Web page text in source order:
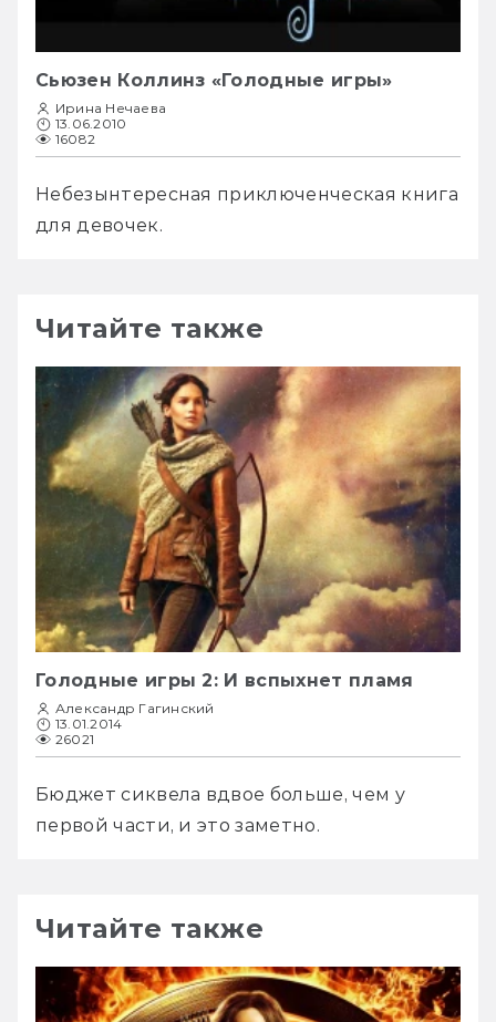
Сьюзен Коллинз «Голодные игры»
Ирина Нечаева
13.06.2010
16082
Небезынтересная приключенческая книга
для девочек.
Читайте также
Голодные игры 2: И вспыхнет пламя
Александр Гагинский
13.01.2014
26021
Бюджет сиквела вдвое больше, чем у
первой части, и это заметно.
Читайте также